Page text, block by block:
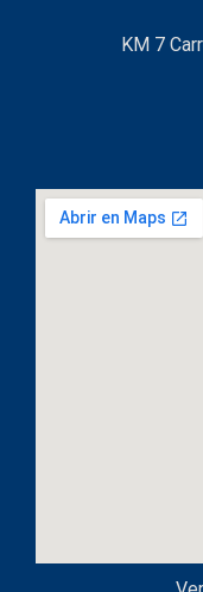
KM 7